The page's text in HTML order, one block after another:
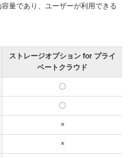
量であり、ユーザーが利用できる
ストレージオプション for プライ
ベートクラウド
〇
〇
×
×